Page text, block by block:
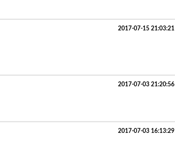
2017-07-15 21:03:21
2017-07-03 21:20:56
2017-07-03 16:13:29